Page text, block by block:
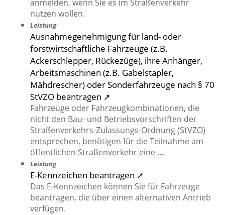
anmelden, wenn Sie es im Straßenverkehr
nutzen wollen.
Leistung
Ausnahmegenehmigung für land- oder
forstwirtschaftliche Fahrzeuge (z.B.
Ackerschlepper, Rückezüge), ihre Anhänger,
Arbeitsmaschinen (z.B. Gabelstapler,
Mähdrescher) oder Sonderfahrzeuge nach § 70
StVZO beantragen ➚
Fahrzeuge oder Fahrzeugkombinationen, die
nicht den Bau- und Betriebsvorschriften der
Straßenverkehrs-Zulassungs-Ordnung (StVZO)
entsprechen, benötigen für die Teilnahme am
öffentlichen Straßenverkehr eine …
Leistung
E-Kennzeichen beantragen ➚
Das E-Kennzeichen können Sie für Fahrzeuge
beantragen, die über einen alternativen Antrieb
verfügen.